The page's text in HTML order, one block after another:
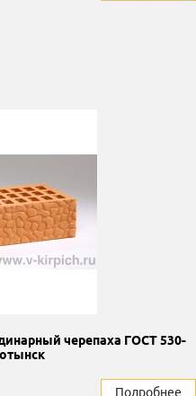
черепаха ГОСТ 530-
Подробнее